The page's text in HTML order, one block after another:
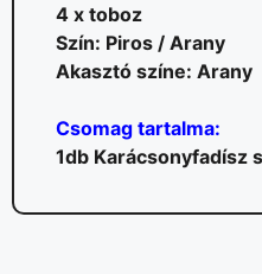
4 x toboz
Szín: Piros / Arany
Akasztó színe: Arany
Csomag tartalma:
1db Karácsonyfadísz